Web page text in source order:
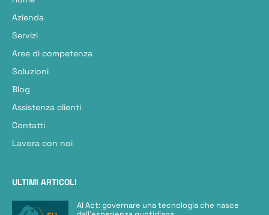
Azienda
Servizi
Aree di competenza
Soluzioni
Blog
Assistenza clienti
Contatti
Lavora con noi
ULTIMI ARTICOLI
AI Act: governare una tecnologia che nasce